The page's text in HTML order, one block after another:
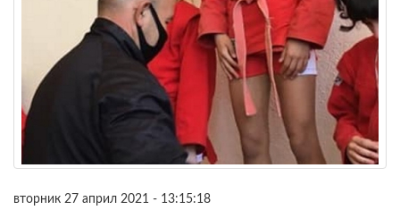
вторник 27 април 2021 - 13:15:18